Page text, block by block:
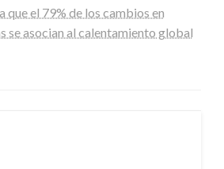
que el 79% de los cambios en
se asocian al calentamiento global